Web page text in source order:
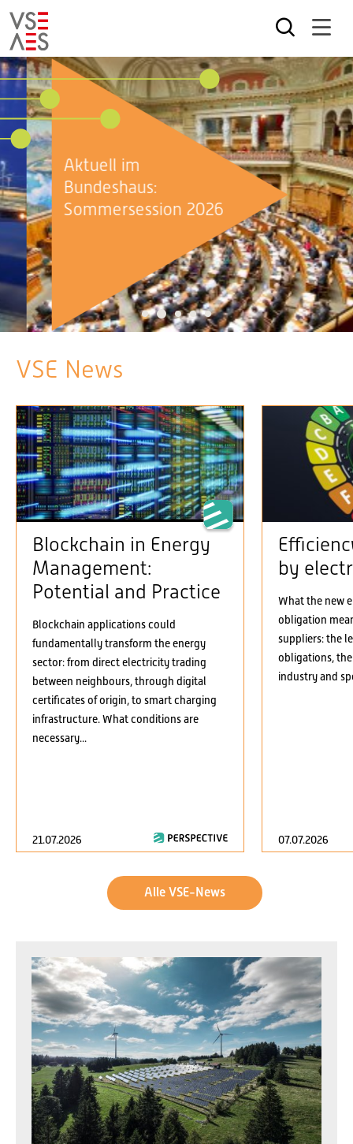
Skip
to
main
content
Aktuell im
Bundeshaus:
Sommersession 2026
1 2 3 4 5
VSE News
Blockchain in Energy
Management:
Potential and Practice
Blockchain applications could
fundamentally transform the energy
sector: from direct electricity trading
between neighbours, through digital
certificates of origin, to smart charging
infrastructure. What conditions are
necessary...
21.07.2026
by
What the new
obligation
suppliers: the
obligations,
industry and
07.07.2026
Alle VSE-News